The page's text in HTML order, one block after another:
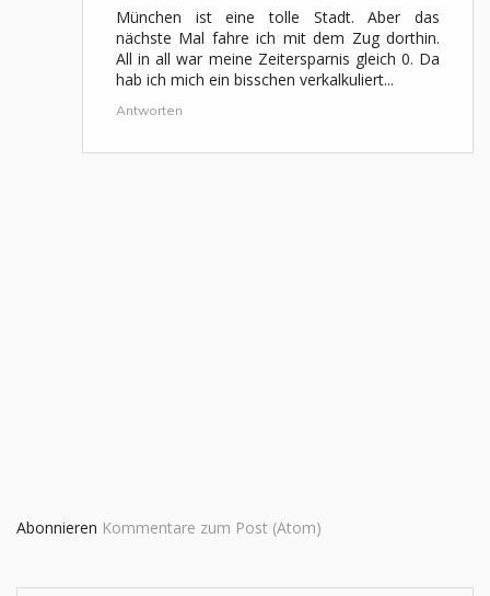
München ist eine tolle Stadt. Aber das
nächste Mal fahre ich mit dem Zug dorthin.
All in all war meine Zeitersparnis gleich 0. Da
hab ich mich ein bisschen verkalkuliert...
Antworten
Abonnieren Kommentare zum Post (Atom)